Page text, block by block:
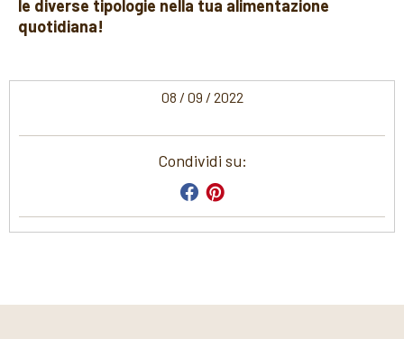
08 / 09 / 2022
Condividi su:
le diverse tipologie nella tua alimentazione
quotidiana!